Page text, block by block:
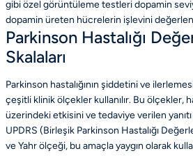
gibi özel görüntüleme testleri dopamin
dopamin üreten hücrelerin işlevini
Parkinson Hastalığı
Skalaları
Parkinson hastalığının şiddetini ve
çeşitli klinik ölçekler kullanılır. Bu ölçekler,
üzerindeki etkisini ve tedaviye verilen
UPDRS (Birleşik Parkinson Hastalığı
ve Yahr ölçeği, bu amaçla yaygın olarak